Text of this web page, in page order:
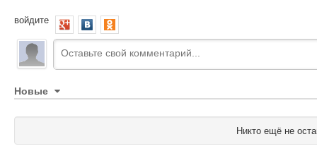
войдите
Новые
Никто ещё не